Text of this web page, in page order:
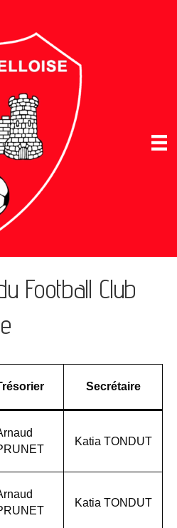
Football Club
Secrétaire
Katia TONDUT
Katia TONDUT